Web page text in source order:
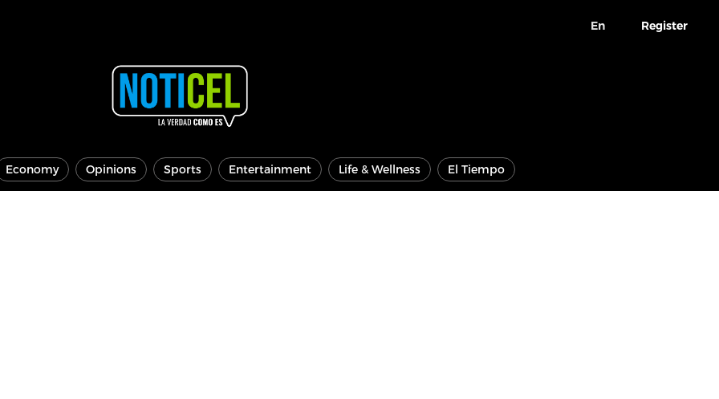
En Register
Economy Opinions Sports Entertainment Life & Wellness El Tiempo